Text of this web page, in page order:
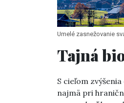
Umelé zasnežovanie
Tajná
S cieľom
najmä pri